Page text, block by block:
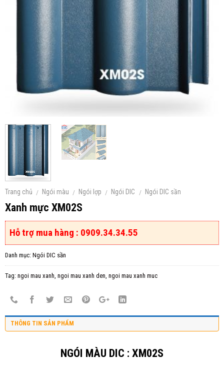
Trang chủ / Ngói màu / Ngói lợp / Ngói DIC / Ngói DIC sần
Xanh mực XM02S
Hỗ trợ mua hàng : 0909.34.34.55
Danh mục: Ngói DIC sần
Tag: ngoi mau xanh ngoi mau xanh den ngoi mau xanh muc
THÔNG TIN SẢN PHẨM
NGÓI MÀU DIC : XM02S